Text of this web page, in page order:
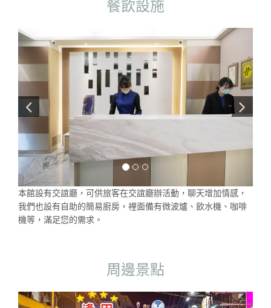
餐飲設施
本館設有交誼廳，可供旅客在交誼廳辦活動，聊天增加情感，
我們也設有自助的簡易廚房，裡面備有微波爐、飲水機、咖啡
機等，滿足您的需求。
周邊景點